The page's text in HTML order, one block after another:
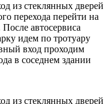
из стеклянных дверей
перехода перейти на
автосервиса
идем по тротуару
вход проходим
в соседнем здании
из стеклянных дверей